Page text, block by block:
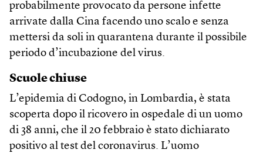
probabilmente provocato da persone infette
arrivate dalla Cina facendo uno scalo e senza
mettersi da soli in quarantena durante il possibile
periodo d’incubazione del virus.
Scuole chiuse
L’epidemia di Codogno, in Lombardia, è stata
scoperta dopo il ricovero in ospedale di un uomo
di 38 anni, che il 20 febbraio è stato dichiarato
positivo al test del coronavirus. L’uomo